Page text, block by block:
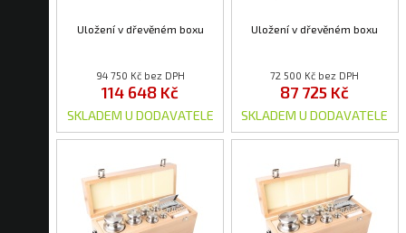
Uložení v dřevěném boxu
94 750 Kč bez DPH
114 648 Kč
SKLADEM U DODAVATELE
Uložení v dřevěném boxu
72 500 Kč bez DPH
87 725 Kč
SKLADEM U DODAVATELE